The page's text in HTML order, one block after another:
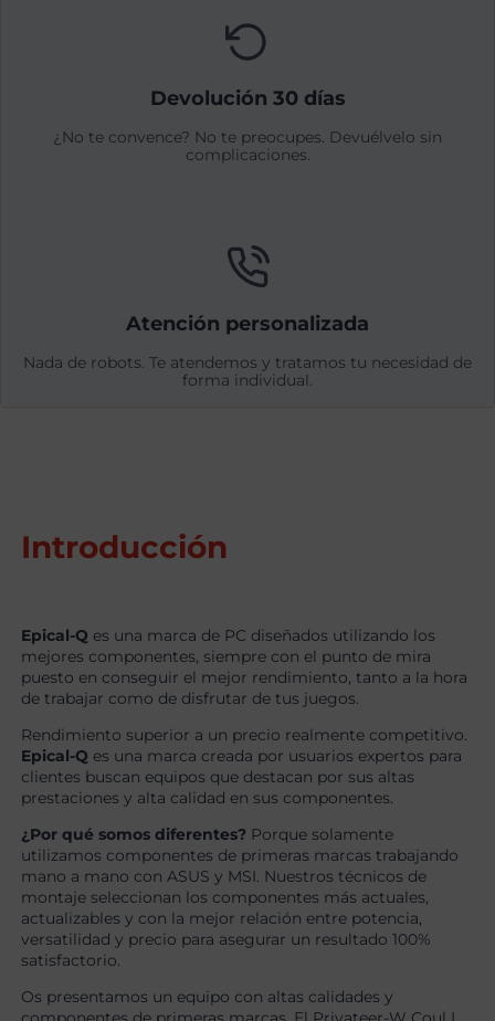
Devolución 30 días
¿No te convence? No te preocupes. Devuélvelo sin
complicaciones.
Atención personalizada
Nada de robots. Te atendemos y tratamos tu necesidad de
forma individual.
Introducción
Epical-Q es una marca de PC diseñados utilizando los
mejores componentes, siempre con el punto de mira
puesto en conseguir el mejor rendimiento, tanto a la hora
de trabajar como de disfrutar de tus juegos.
Rendimiento superior a un precio realmente competitivo.
Epical-Q es una marca creada por usuarios expertos para
clientes buscan equipos que destacan por sus altas
prestaciones y alta calidad en sus componentes.
¿Por qué somos diferentes? Porque solamente
utilizamos componentes de primeras marcas trabajando
mano a mano con ASUS y MSI. Nuestros técnicos de
montaje seleccionan los componentes más actuales,
actualizables y con la mejor relación entre potencia,
versatilidad y precio para asegurar un resultado 100%
satisfactorio.
Os presentamos un equipo con altas calidades y